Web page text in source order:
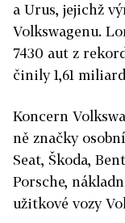
a Urus, jejichž
Volkswagenu.
7430 aut z
činily 1,61
Koncern
ně značky
Seat, Škoda,
Porsche,
užitkové vozy